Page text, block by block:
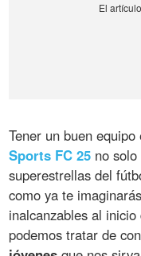
Tener un buen
Sports FC 25 no
superestrellas del
como ya te
inalcanzables al
podemos tratar de